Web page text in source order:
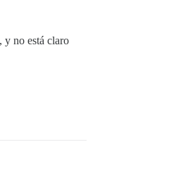
y no está claro